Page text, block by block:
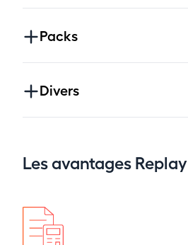
Packs
Divers
Les avantages Replay